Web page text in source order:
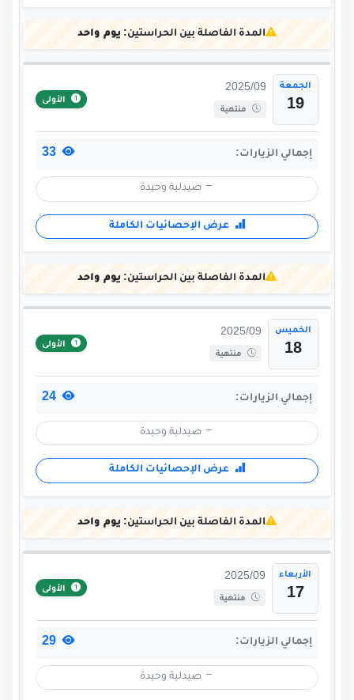
المدة الفاصلة بين الحراستين: يوم واحد
الجمعة
19
2025/09
منتهية
الأولى
إجمالي الزيارات:
صيدلية وحيدة
عرض الإحصائيات الكاملة
المدة الفاصلة بين الحراستين: يوم واحد
الخميس
18
2025/09
منتهية
الأولى
إجمالي الزيارات:
صيدلية وحيدة
عرض الإحصائيات الكاملة
المدة الفاصلة بين الحراستين: يوم واحد
الأربعاء
17
2025/09
منتهية
الأولى
إجمالي الزيارات:
صيدلية وحيدة